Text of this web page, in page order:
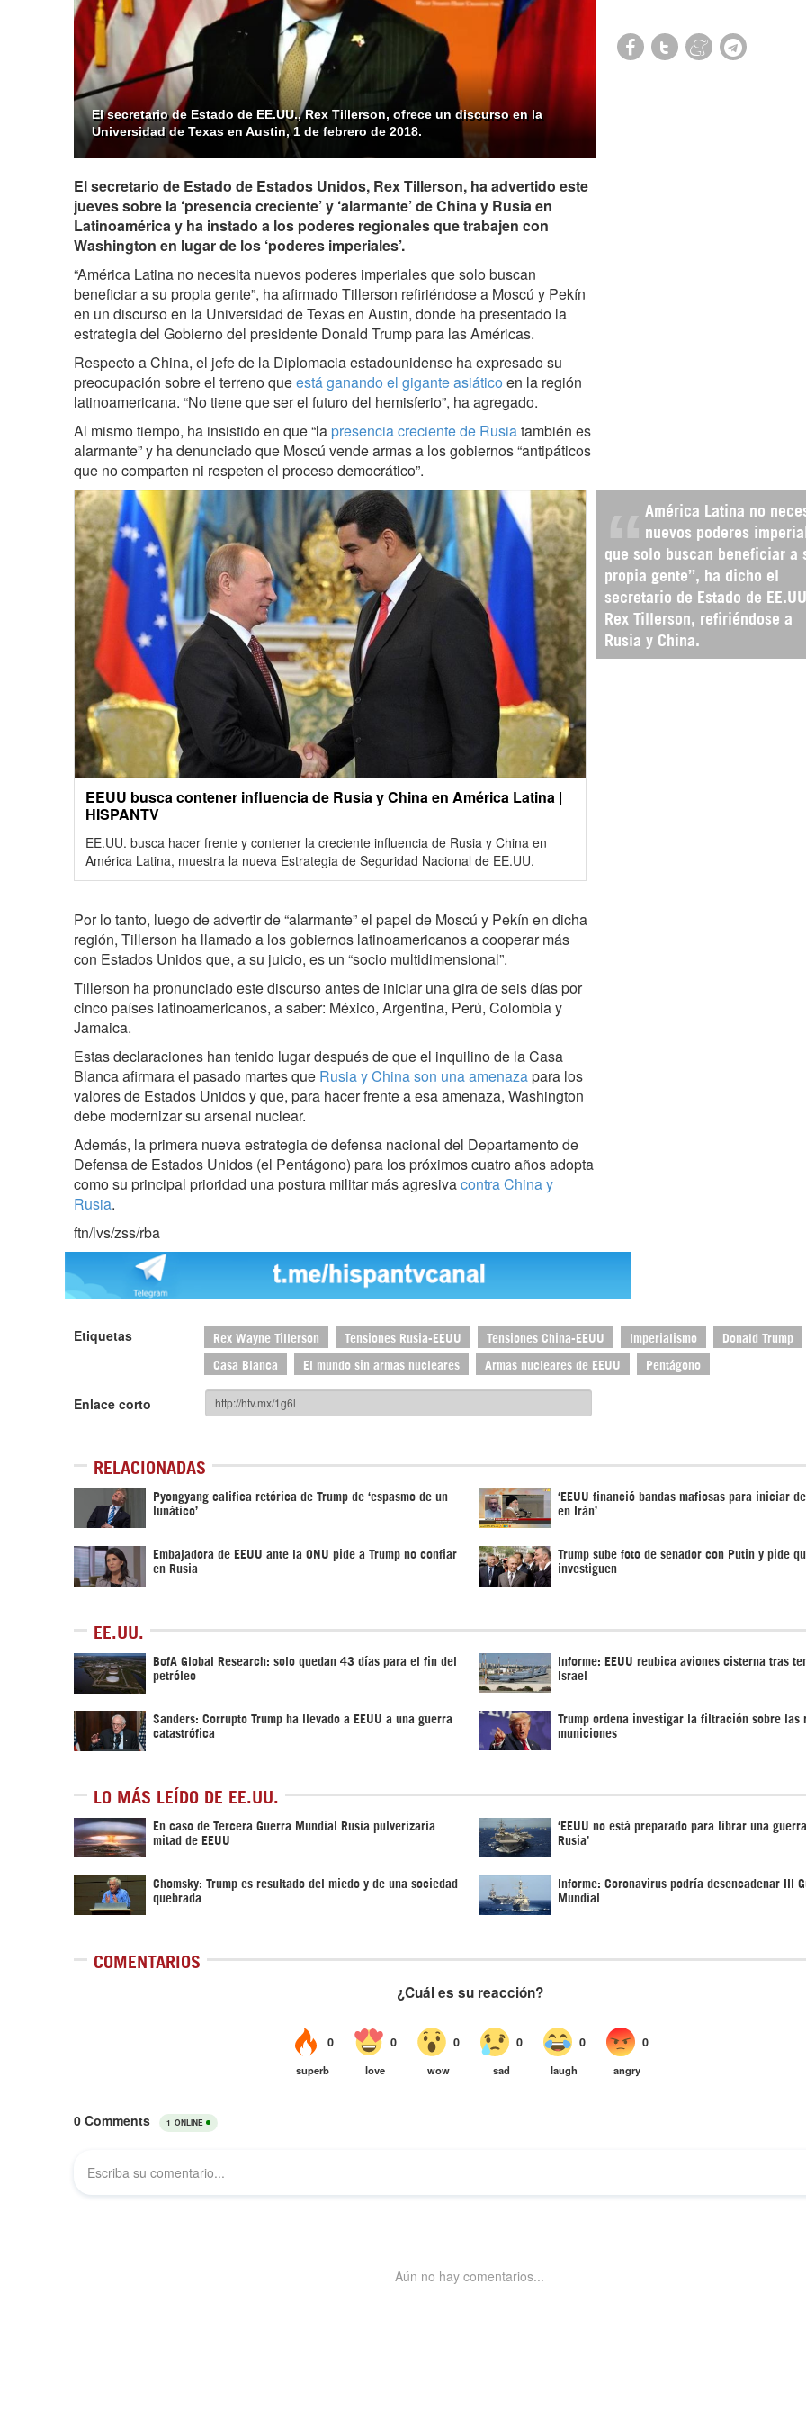
El secretario de Estado de EE.UU., Rex Tillerson, ofrece un discurso en la
Universidad de Texas en Austin, 1 de febrero de 2018.
El secretario de Estado de Estados Unidos, Rex Tillerson, ha advertido este
jueves sobre la ‘presencia creciente’ y ‘alarmante’ de China y Rusia en
Latinoamérica y ha instado a los poderes regionales que trabajen con
Washington en lugar de los ‘poderes imperiales’.
“América Latina no necesita nuevos poderes imperiales que solo buscan
beneficiar a su propia gente”, ha afirmado Tillerson refiriéndose a Moscú y Pekín
en un discurso en la Universidad de Texas en Austin, donde ha presentado la
estrategia del Gobierno del presidente Donald Trump para las Américas.
Respecto a China, el jefe de la Diplomacia estadounidense ha expresado su
preocupación sobre el terreno queestá ganando el gigante asiático en la región
latinoamericana. “No tiene que ser el futuro del hemisferio”, ha agregado.
Al mismo tiempo, ha insistido en que “la presencia creciente de Rusiatambién es
alarmante” y ha denunciado que Moscú vende armas a los gobiernos “antipáticos
que no comparten ni respeten el proceso democrático”.
América Latina no
nuevos poderes
que solo buscan beneficiar a
propia gente”, ha dicho el
secretario de Estado de
Rex Tillerson, refiriéndose a
Rusia y China.
EEUU busca contener influencia de Rusia y China en América Latina |
HISPANTV
EE.UU. busca hacer frente y contener la creciente influencia de Rusia y China en
América Latina, muestra la nueva Estrategia de Seguridad Nacional de EE.UU.
Por lo tanto, luego de advertir de “alarmante” el papel de Moscú y Pekín en dicha
región, Tillerson ha llamado a los gobiernos latinoamericanos a cooperar más
con Estados Unidos que, a su juicio, es un “socio multidimensional”.
Tillerson ha pronunciado este discurso antes de iniciar una gira de seis días por
cinco países latinoamericanos, a saber: México, Argentina, Perú, Colombia y
Jamaica.
Estas declaraciones han tenido lugar después de que el inquilino de la Casa
Blanca afirmara el pasado martes que Rusia y China son una amenazapara los
valores de Estados Unidos y que, para hacer frente a esa amenaza, Washington
debe modernizar su arsenal nuclear.
Además, la primera nueva estrategia de defensa nacional del Departamento de
Defensa de Estados Unidos (el Pentágono) para los próximos cuatro años adopta
como su principal prioridad una postura militar más agresivacontra China y
Rusia.
ftn/lvs/zss/rba
Etiquetas Rex Wayne Tillerson Tensiones Rusia-EEUU Tensiones China-EEUU Imperialismo Donald Trump
Casa Blanca El mundo sin armas nucleares Armas nucleares de EEUU Pentágono
Enlace corto
RELACIONADAS
Pyongyang califica retórica de Trump de ‘espasmo de un
lunático’
‘EEUU financió bandas mafiosas para iniciar
en Irán’
Embajadora de EEUU ante la ONU pide a Trump no confiar
en Rusia
Trump sube foto de senador con Putin y pide
investiguen
EE.UU.
BofA Global Research: solo quedan 43 días para el fin del
petróleo
Informe: EEUU reubica aviones cisterna tras
Israel
Sanders: Corrupto Trump ha llevado a EEUU a una guerra
catastrófica
Trump ordena investigar la filtración sobre las
municiones
LO MÁS LEÍDO DE EE.UU.
En caso de Tercera Guerra Mundial Rusia pulverizaría
mitad de EEUU
‘EEUU no está preparado para librar una
Rusia’
Chomsky: Trump es resultado del miedo y de una sociedad
quebrada
Informe: Coronavirus podría desencadenar III
Mundial
COMENTARIOS